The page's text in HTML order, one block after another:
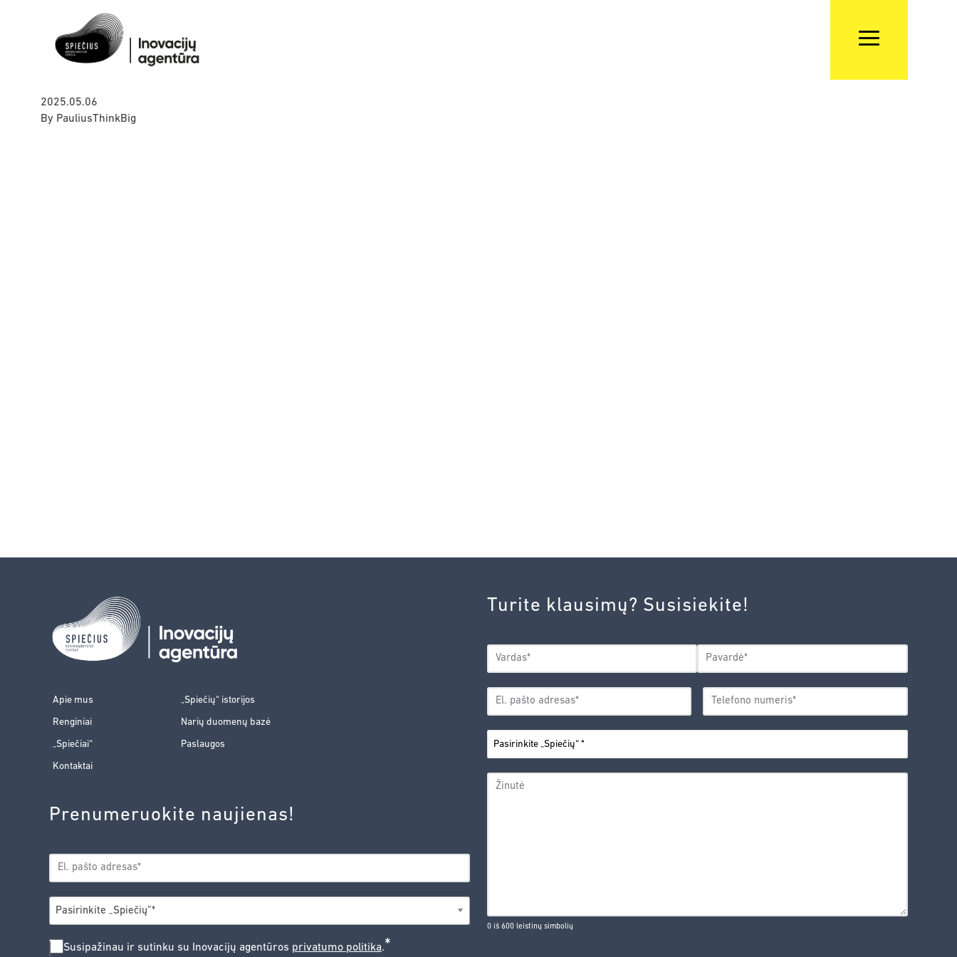
2025.05.06
By PauliusThinkBig
Apie mus „Spiečių“ istorijos
Renginiai Narių duomenų bazė
„Spiečiai“ Paslaugos
Kontaktai
Prenumeruokite naujienas!
EL.
PAŠTAS*
MIESTAS*
Pasirinkite „Spiečių”*
SUSIPAŽINAU
Susipažinau ir sutinku su Inovacijų agentūros privatumo politika.*
Turite klausimų? Susisiekite!
VARDAS
EL.
ADRESAS*
TELEFONO
NUMERIS*
PASIRINKITE
„SPIEČIŲ“*
ŽINUTĖ
0 iš 600 leistinų simbolių